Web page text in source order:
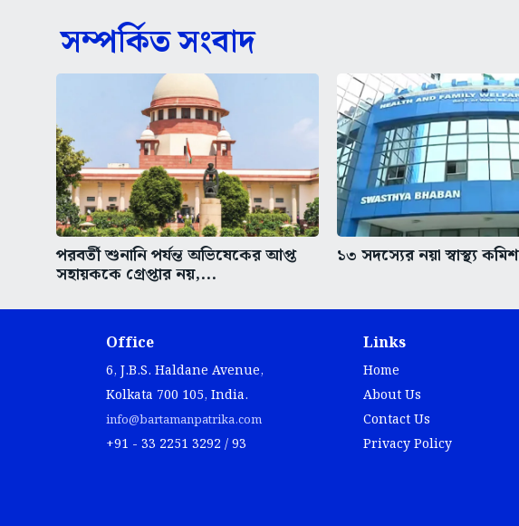
সম্পর্কিত সংবাদ
পরবর্তী শুনানি পর্যন্ত অভিষেকের আপ্ত
সহায়ককে গ্রেপ্তার নয়,...
১৩ সদস্যের নয়া স্বাস্থ্য
Office
6, J.B.S. Haldane Avenue,
Kolkata 700 105, India.
info@bartamanpatrika.com
+91 - 33 2251 3292 / 93
Links
Home
About Us
Contact Us
Privacy Policy